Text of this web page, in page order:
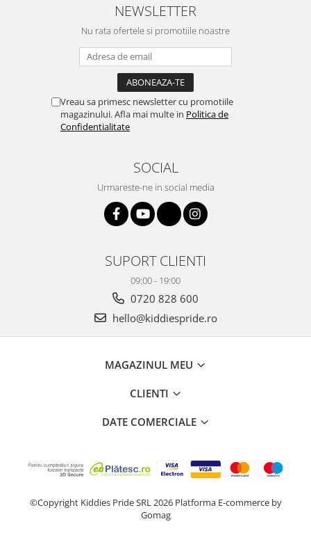
NEWSLETTER
Nu rata ofertele si promotiile noastre
Vreau sa primesc newsletter cu promotiile
magazinului. Afla mai multe in Politica de
Confidentialitate
SOCIAL
Urmareste-ne in social media
SUPORT CLIENTI
09:00 - 19:00
0720 828 600
hello@kiddiespride.ro
MAGAZINUL MEU
CLIENTI
DATE COMERCIALE
©Copyright Kiddies Pride SRL 2026 Platforma E-commerce by
Gomag